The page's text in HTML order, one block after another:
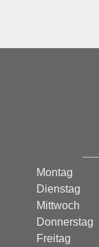
Montag
Dienstag
Mittwoch
Donnerstag
Freitag